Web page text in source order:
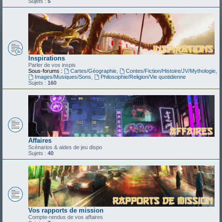
Inspirations
Parler de vos inspis
Sous-forums :
Cartes/Géographie, Contes/Fiction/Histoire/JV/Mythologie,
Images/Musiques/Sons
Philosophie/Religion/Vie quotidienne
Sujets : 160
Affaires
Scénarios & aides de jeu dispo
Sujets : 40
Vos rapports de mission
Compte-rendus de vos affaires